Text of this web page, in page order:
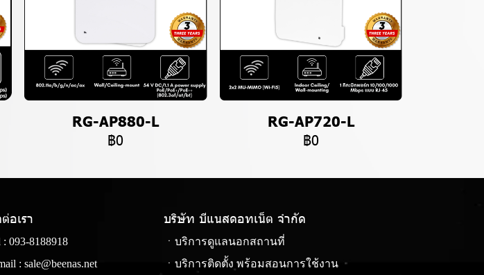
RG-AP880-L
฿0
RG-AP720-L
฿0
อเรา
: 093-8188918
: sale@beenas.net
บริษัท บีแนสดอทเน็ต จํากัด
ㆍบริการดูแลนอกสถานที่
ㆍบริการติดตั้ง พร้อมสอนการใช้งาน